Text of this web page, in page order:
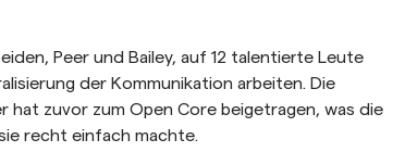
Peer und Bailey, auf 12 talentierte Leute
der Kommunikation arbeiten. Die
hat zuvor zum Open Core beigetragen, was die
recht einfach machte.